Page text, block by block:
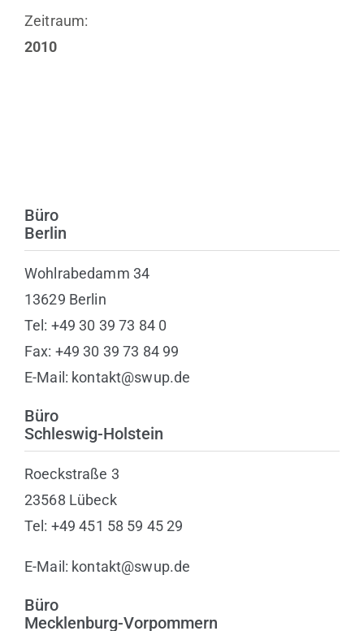
Zeitraum:
2010
Büro
Berlin
Wohlrabedamm 34
13629 Berlin
Tel: +49 30 39 73 84 0
Fax: +49 30 39 73 84 99
E-Mail: kontakt@swup.de
Büro
Schleswig-Holstein
Roeckstraße 3
23568 Lübeck
Tel: +49 451 58 59 45 29
E-Mail: kontakt@swup.de
Büro
Mecklenburg-Vorpommern